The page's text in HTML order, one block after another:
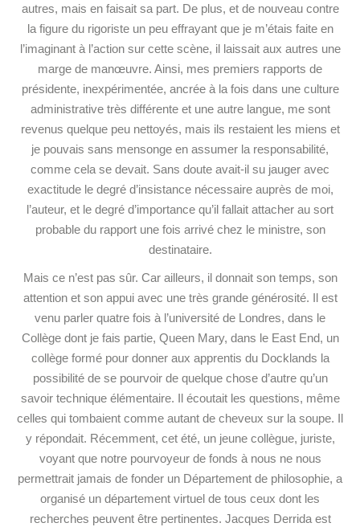
autres, mais en faisait sa part. De plus, et de nouveau contre
la figure du rigoriste un peu effrayant que je m’étais faite en
l’imaginant à l’action sur cette scène, il laissait aux autres une
marge de manœuvre. Ainsi, mes premiers rapports de
présidente, inexpérimentée, ancrée à la fois dans une culture
administrative très différente et une autre langue, me sont
revenus quelque peu nettoyés, mais ils restaient les miens et
je pouvais sans mensonge en assumer la responsabilité,
comme cela se devait. Sans doute avait-il su jauger avec
exactitude le degré d’insistance nécessaire auprès de moi,
l’auteur, et le degré d’importance qu’il fallait attacher au sort
probable du rapport une fois arrivé chez le ministre, son
destinataire.
Mais ce n’est pas sûr. Car ailleurs, il donnait son temps, son
attention et son appui avec une très grande générosité. Il est
venu parler quatre fois à l’université de Londres, dans le
Collège dont je fais partie, Queen Mary, dans le East End, un
collège formé pour donner aux apprentis du Docklands la
possibilité de se pourvoir de quelque chose d’autre qu’un
savoir technique élémentaire. Il écoutait les questions, même
celles qui tombaient comme autant de cheveux sur la soupe. Il
y répondait. Récemment, cet été, un jeune collègue, juriste,
voyant que notre pourvoyeur de fonds à nous ne nous
permettrait jamais de fonder un Département de philosophie, a
organisé un département virtuel de tous ceux dont les
recherches peuvent être pertinentes. Jacques Derrida est